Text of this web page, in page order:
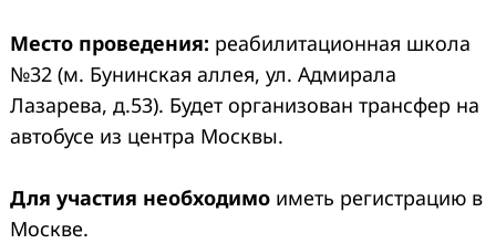
Место проведения: реабилитационная школа
№32 (м. Бунинская аллея, ул. Адмирала
Лазарева, д.53). Будет организован трансфер на
автобусе из центра Москвы.
Для участия необходимо иметь регистрацию в
Москве.